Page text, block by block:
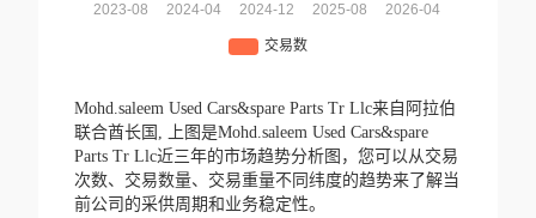
Mohd.saleem Used Cars&spare Parts Tr Llc来自阿拉伯
联合酋长国,
上图是Mohd.saleem Used Cars&spare
Parts Tr Llc近三年的市场趋势分析图，您可以从交易
次数、交易数量、交易重量不同纬度的趋势来了解当
前公司的采供周期和业务稳定性。